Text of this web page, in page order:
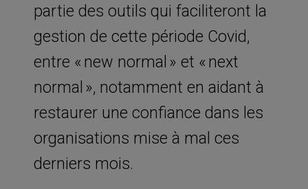
partie des outils qui faciliteront la
gestion de cette période Covid,
entre « new normal » et « next
normal », notamment en aidant à
restaurer une confiance dans les
organisations mise à mal ces
derniers mois.